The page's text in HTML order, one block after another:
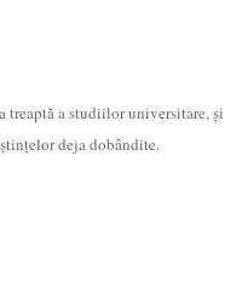
treaptă a studiilor universitare, şi
deja dobândite.